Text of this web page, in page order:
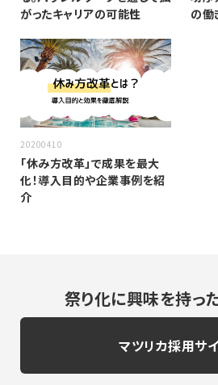
がったキャリアの可能性
の働
20200410
「休み方改革」で成果を最大
化！導入目的や企業事例を紹
介
祭り化に興味を持っ
マツリカ採用サ